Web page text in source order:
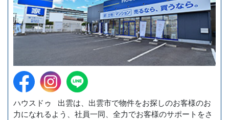
ハウスドゥ 出雲は、出雲市で物件をお探しのお客様のお
力になれるよう、社員一同、全力でお客様のサポートをさ